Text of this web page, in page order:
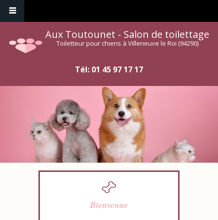
Aux Toutounet - Salon de toilettage
Toiletteur pour chiens à Villeneuve le Roi (94290)
Tél: 01 45 97 17 17
Bienvenue